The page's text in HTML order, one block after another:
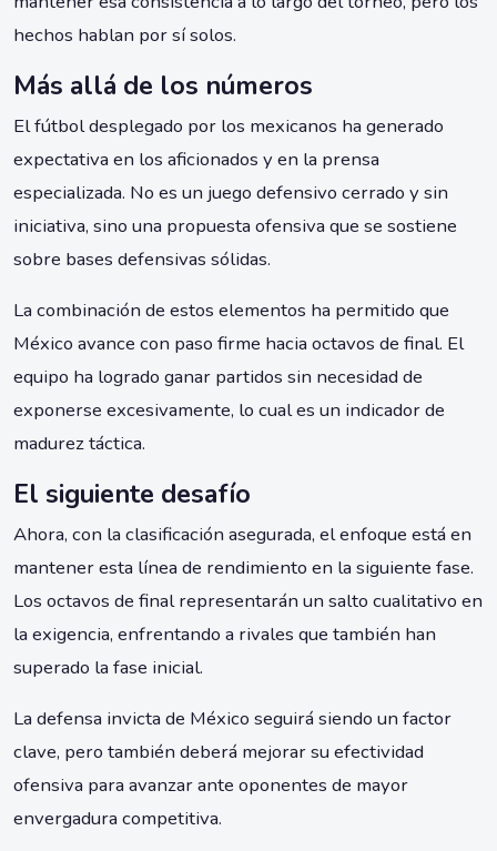
hechos hablan por sí solos.
Más allá de los números
El fútbol desplegado por los mexicanos ha generado
expectativa en los aficionados y en la prensa
especializada. No es un juego defensivo cerrado y sin
iniciativa, sino una propuesta ofensiva que se sostiene
sobre bases defensivas sólidas.
La combinación de estos elementos ha permitido que
México avance con paso firme hacia octavos de final. El
equipo ha logrado ganar partidos sin necesidad de
exponerse excesivamente, lo cual es un indicador de
madurez táctica.
El siguiente desafío
Ahora, con la clasificación asegurada, el enfoque está en
mantener esta línea de rendimiento en la siguiente fase.
Los octavos de final representarán un salto cualitativo en
la exigencia, enfrentando a rivales que también han
superado la fase inicial.
La defensa invicta de México seguirá siendo un factor
clave, pero también deberá mejorar su efectividad
ofensiva para avanzar ante oponentes de mayor
envergadura competitiva.